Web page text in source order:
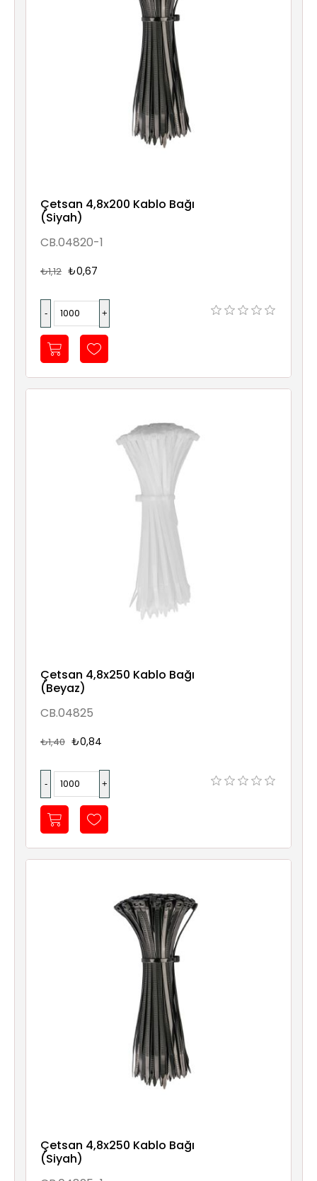
Çetsan 4,8x200 Kablo Bağı
(Siyah)
CB.04820-1
₺1,12 ₺0,67
Çetsan 4,8x250 Kablo Bağı
(Beyaz)
CB.04825
₺1,40 ₺0,84
Çetsan 4,8x250 Kablo Bağı
(Siyah)